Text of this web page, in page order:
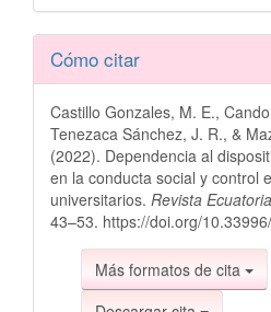
Detalles
del
artículo
Cómo citar
Castillo Gonzales, M. E.,
Tenezaca Sánchez, J. R., &
(2022). Dependencia al
en la conducta social y control
universitarios. Revista
43–53. https://doi.org/
Más formatos de cita